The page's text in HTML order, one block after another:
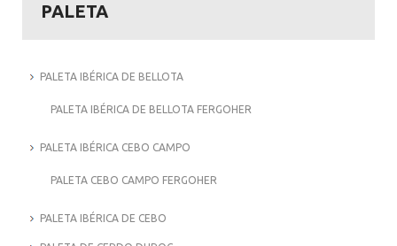
PALETA
PALETA IBÉRICA DE BELLOTA
PALETA IBÉRICA DE BELLOTA FERGOHER
PALETA IBÉRICA CEBO CAMPO
PALETA CEBO CAMPO FERGOHER
PALETA IBÉRICA DE CEBO